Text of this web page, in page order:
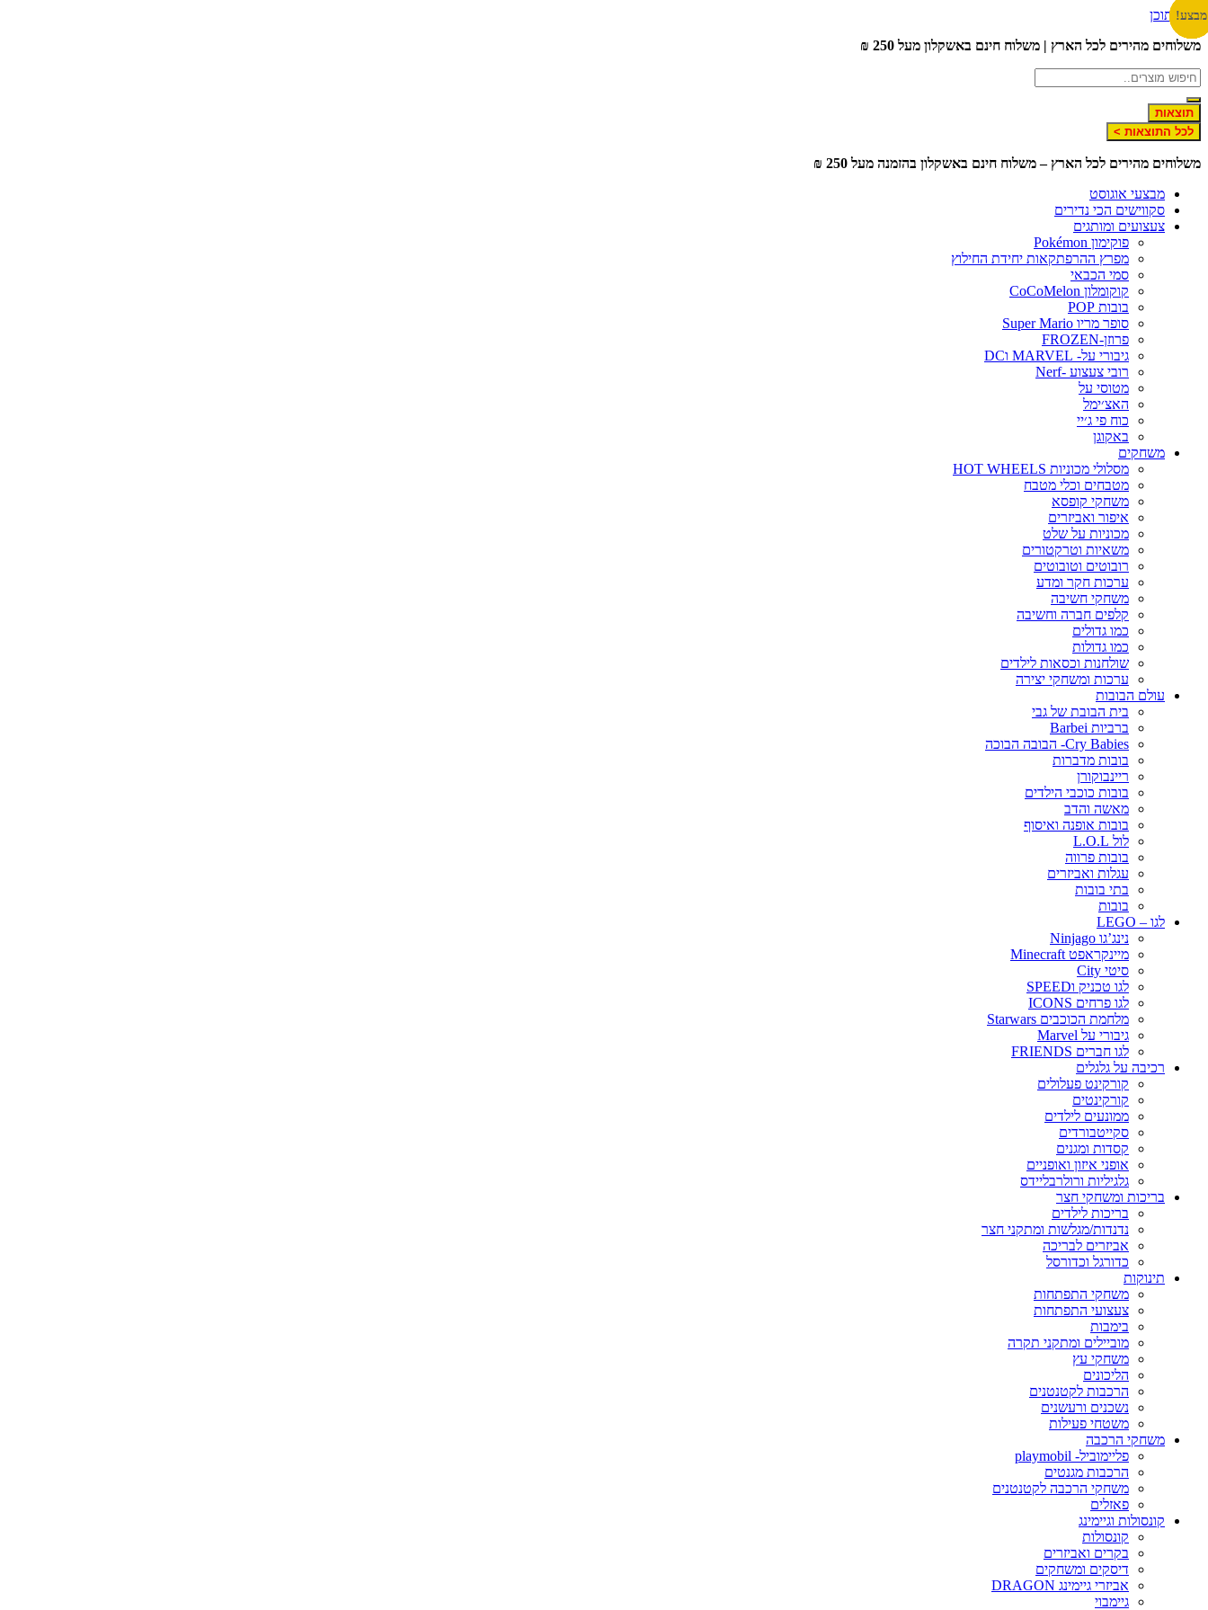
דלג לתוכן
משלוחים מהירים לכל הארץ | משלוח חינם באשקלון מעל 250 ₪
תוצאות
לכל התוצאות >
משלוחים מהירים לכל הארץ – משלוח חינם באשקלון בהזמנה מעל 250 ₪
מבצעי אוגוסט
סקווישים הכי נדירים
צעצועים ומותגים
פוקימון Pokémon
מפרץ ההרפתקאות יחידת החילוץ
סמי הכבאי
קוקומלון CoCoMelon
בובות POP
סופר מריו Super Mario
פרוזן-FROZEN
גיבורי על- MARVEL וDC
רובי צעצוע -Nerf
מטוסי על
האצ׳ימל
כוח פי ג׳יי
באקוגן
משחקים
מסלולי מכוניות HOT WHEELS
מטבחים וכלי מטבח
משחקי קופסא
איפור ואביזרים
מכוניות על שלט
משאיות וטרקטורים
רובוטים וטובוטים
ערכות חקר ומדע
משחקי חשיבה
קלפים חברה וחשיבה
כמו גדולים
כמו גדולות
שולחנות וכסאות לילדים
ערכות ומשחקי יצירה
עולם הבובות
בית הבובת של גבי
ברביות Barbei
Cry Babies- הבובה הבוכה
בובות מדברות
ריינבוקורן
בובות כוכבי הילדים
מאשה והדב
בובות אופנה ואיסוף
לול L.O.L
בובות פרווה
עגלות ואביזרים
בתי בובות
בובות
לגו – LEGO
נינג’גו Ninjago
מיינקראפט Minecraft
סיטי City
לגו טכניק וSPEED
לגו פרחים ICONS
מלחמת הכוכבים Starwars
גיבורי על Marvel
לגו חברים FRIENDS
רכיבה על גלגלים
קורקינט פעלולים
קורקינטים
ממונעים לילדים
סקייטבורדים
קסדות ומגנים
אופני איזון ואופניים
גלגיליות ורולרבליידס
בריכות ומשחקי חצר
בריכות לילדים
נדנדות/מגלשות ומתקני חצר
אביזרים לבריכה
כדורגל וכדורסל
תינוקות
משחקי התפתחות
צעצועי התפתחות
בימבות
מוביילים ומתקני תקרה
משחקי עץ
הליכונים
הרכבות לקטנטנים
נשכנים ורעשנים
משטחי פעילות
משחקי הרכבה
פליימוביל- playmobil
הרכבות מגנטים
משחקי הרכבה לקטנטנים
פאזלים
קונסולות וגיימינג
קונסולות
בקרים ואביזרים
דיסקים ומשחקים
אביזרי גיימינג DRAGON
גיימבוי
מבצע!
מבצע!
מבצע!
מבצע!
מבצע!
מבצע!
מבצע!